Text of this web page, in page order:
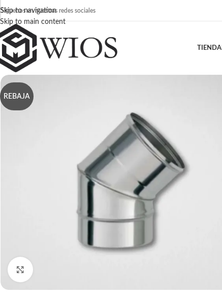
Skip to navigation
Skip to main content
Síguenos en nuestras redes sociales
TIENDA
REBAJA